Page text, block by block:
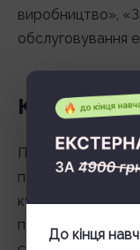
До кінця
виробництво»,
обслуговування
Кар’єра та
Початківець
помічником у
культури.
перейти у